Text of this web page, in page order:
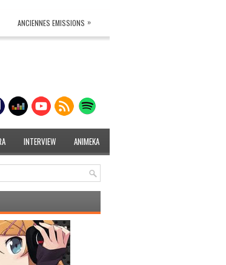
ANCIENNES EMISSIONS »
INTERVIEW ANIMEKA